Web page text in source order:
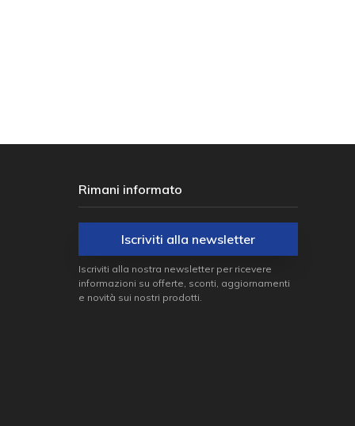
Rimani informato
Iscriviti alla newsletter
Iscriviti alla nostra newsletter per ricevere
informazioni su offerte, sconti, aggiornamenti
e novità sui nostri prodotti.